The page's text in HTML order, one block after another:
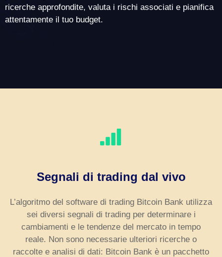
ricerche approfondite, valuta i rischi associati e pianifica
attentamente il tuo budget.
Segnali di trading dal vivo
L’algoritmo del software di trading Bitcoin Bank utilizza
sei diversi segnali di trading per determinare i
cambiamenti e le tendenze del mercato in tempo
reale. Non sono necessarie ulteriori ricerche o
raccolte e analisi di dati: Bitcoin Bank è un pacchetto